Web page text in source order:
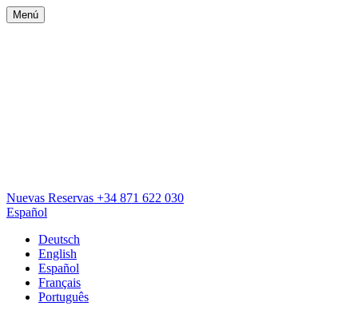
Menú
Nuevas Reservas +34 871 622 030
Español
Deutsch
English
Español
Français
Português